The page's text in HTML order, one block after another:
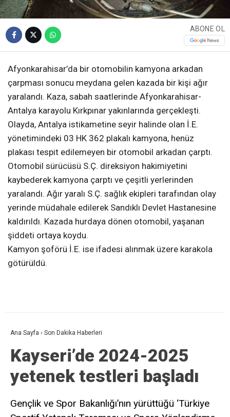
ABONE OL
Afyonkarahisar’da bir otomobilin kamyona arkadan
çarpması sonucu meydana gelen kazada bir kişi ağır
yaralandı. Kaza, sabah saatlerinde Afyonkarahisar-
Antalya karayolu Kırkpınar yakınlarında gerçekleşti.
Olayda, Antalya istikametine seyir halinde olan İ.E.
yönetimindeki 03 HK 362 plakalı kamyona, henüz
plakası tespit edilemeyen bir otomobil arkadan çarptı.
Otomobil sürücüsü S.Ç. direksiyon hakimiyetini
kaybederek kamyona çarptı ve çeşitli yerlerinden
yaralandı. Ağır yaralı S.Ç. sağlık ekipleri tarafından olay
yerinde müdahale edilerek Sandıklı Devlet Hastanesine
kaldırıldı. Kazada hurdaya dönen otomobil, yaşanan
şiddeti ortaya koydu.
Kamyon şoförü İ.E. ise ifadesi alınmak üzere karakola
götürüldü.
Ana Sayfa › Son Dakika Haberleri
Kayseri’de 2024-2025
yetenek testleri başladı
Gençlik ve Spor Bakanlığı’nın yürüttüğü ‘Türkiye